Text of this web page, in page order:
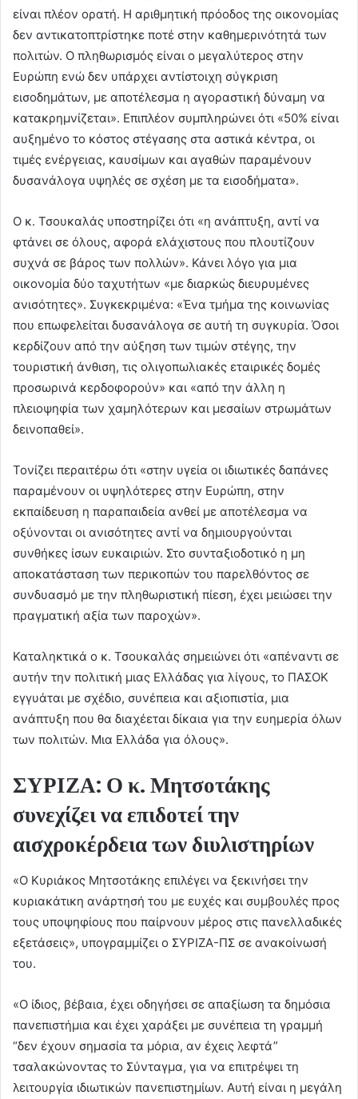
είναι πλέον ορατή. Η αριθμητική πρόοδος της οικονομίας
δεν αντικατοπτρίστηκε ποτέ στην καθημερινότητά των
πολιτών. Ο πληθωρισμός είναι ο μεγαλύτερος στην
Ευρώπη ενώ δεν υπάρχει αντίστοιχη σύγκριση
εισοδημάτων, με αποτέλεσμα η αγοραστική δύναμη να
κατακρημνίζεται». Επιπλέον συμπληρώνει ότι «50% είναι
αυξημένο το κόστος στέγασης στα αστικά κέντρα, οι
τιμές ενέργειας, καυσίμων και αγαθών παραμένουν
δυσανάλογα υψηλές σε σχέση με τα εισοδήματα».
Ο κ. Τσουκαλάς υποστηρίζει ότι «η ανάπτυξη, αντί να
φτάνει σε όλους, αφορά ελάχιστους που πλουτίζουν
συχνά σε βάρος των πολλών». Κάνει λόγο για μια
οικονομία δύο ταχυτήτων «με διαρκώς διευρυμένες
ανισότητες». Συγκεκριμένα: «Ένα τμήμα της κοινωνίας
που επωφελείται δυσανάλογα σε αυτή τη συγκυρία. Όσοι
κερδίζουν από την αύξηση των τιμών στέγης, την
τουριστική άνθιση, τις ολιγοπωλιακές εταιρικές δομές
προσωρινά κερδοφορούν» και «από την άλλη η
πλειοψηφία των χαμηλότερων και μεσαίων στρωμάτων
δεινοπαθεί».
Τονίζει περαιτέρω ότι «στην υγεία οι ιδιωτικές δαπάνες
παραμένουν οι υψηλότερες στην Ευρώπη, στην
εκπαίδευση η παραπαιδεία ανθεί με αποτέλεσμα να
οξύνονται οι ανισότητες αντί να δημιουργούνται
συνθήκες ίσων ευκαιριών. Στο συνταξιοδοτικό η μη
αποκατάσταση των περικοπών του παρελθόντος σε
συνδυασμό με την πληθωριστική πίεση, έχει μειώσει την
πραγματική αξία των παροχών».
Καταληκτικά ο κ. Τσουκαλάς σημειώνει ότι «απέναντι σε
αυτήν την πολιτική μιας Ελλάδας για λίγους, το ΠΑΣΟΚ
εγγυάται με σχέδιο, συνέπεια και αξιοπιστία, μια
ανάπτυξη που θα διαχέεται δίκαια για την ευημερία όλων
των πολιτών. Μια Ελλάδα για όλους».
ΣΥΡΙΖΑ: Ο κ. Μητσοτάκης
συνεχίζει να επιδοτεί την
αισχροκέρδεια των διυλιστηρίων
«Ο Κυριάκος Μητσοτάκης επιλέγει να ξεκινήσει την
κυριακάτικη ανάρτησή του με ευχές και συμβουλές προς
τους υποψηφίους που παίρνουν μέρος στις πανελλαδικές
εξετάσεις», υπογραμμίζει ο ΣΥΡΙΖΑ-ΠΣ σε ανακοίνωσή
του.
«Ο ίδιος, βέβαια, έχει οδηγήσει σε απαξίωση τα δημόσια
πανεπιστήμια και έχει χαράξει με συνέπεια τη γραμμή
“δεν έχουν σημασία τα μόρια, αν έχεις λεφτά”
τσαλακώνοντας το Σύνταγμα, για να επιτρέψει τη
λειτουργία ιδιωτικών πανεπιστημίων. Αυτή είναι η μεγάλη